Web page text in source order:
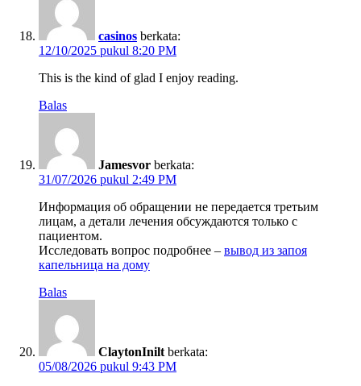
casinos berkata:
12/10/2025 pukul 8:20 PM
This is the kind of glad I enjoy reading.
Balas
Jamesvor berkata:
31/07/2026 pukul 2:49 PM
Информация об обращении не передается третьим
лицам, а детали лечения обсуждаются только с
пациентом.
Исследовать вопрос подробнее – вывод из запоя
капельница на дому
Balas
ClaytonInilt berkata:
05/08/2026 pukul 9:43 PM